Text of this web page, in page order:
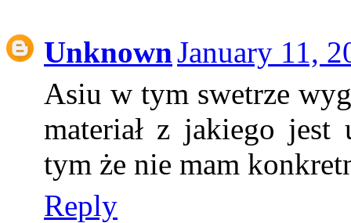
UnknownJanuary 11,
Asiu w tym swetrze
materiał z jakiego jest
tym że nie mam
Reply